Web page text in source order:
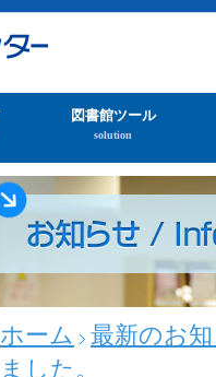
図書館ツール
solution
ホーム
最新のお
ました。